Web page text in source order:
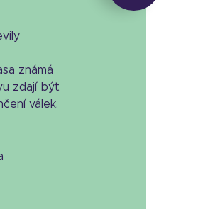
známá
zdají být
válek.